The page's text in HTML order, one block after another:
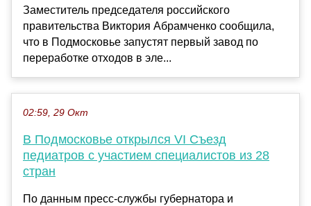
Заместитель председателя российского
правительства Виктория Абрамченко сообщила,
что в Подмосковье запустят первый завод по
переработке отходов в эле...
02:59, 29 Окт
В Подмосковье открылся VI Съезд
педиатров с участием специалистов из 28
стран
По данным пресс-службы губернатора и